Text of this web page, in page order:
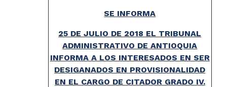
SE INFORMA
25 DE JULIO DE 2018 EL TRIBUNAL
ADMINISTRATIVO DE ANTIOQUIA
INFORMA A LOS INTERESADOS EN SER
DESIGANADOS EN PROVISIONALIDAD
EN EL CARGO DE CITADOR GRADO IV.